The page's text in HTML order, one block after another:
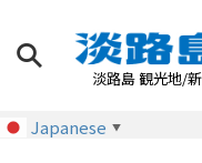
淡路島 観光地/
Japanese ▼